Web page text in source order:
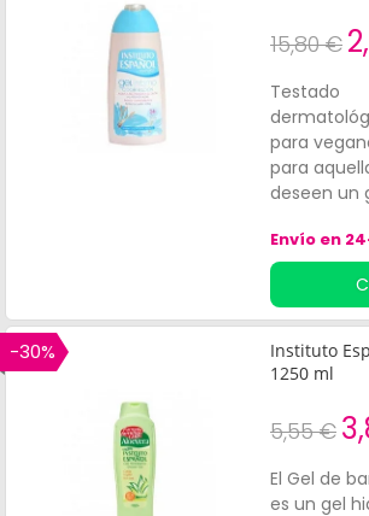
15,80 €
Testado
para
para
deseen un
para
alergias.
agradable
frescor y
24 horas.
Envío en
-30%
Instituto
1250 ml
5,55 €
El Gel de
es un gel